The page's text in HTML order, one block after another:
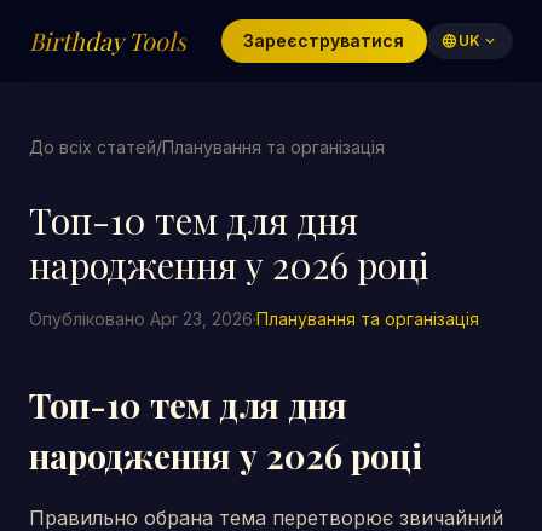
Birthday Tools Зареєструватися language UK expand_more
До всіх статей/Планування та організація
Топ-10 тем для дня
народження у 2026 році
Опубліковано Apr 23, 2026·Планування та організація
Топ-10 тем для дня
народження у 2026 році
Правильно обрана тема перетворює звичайний